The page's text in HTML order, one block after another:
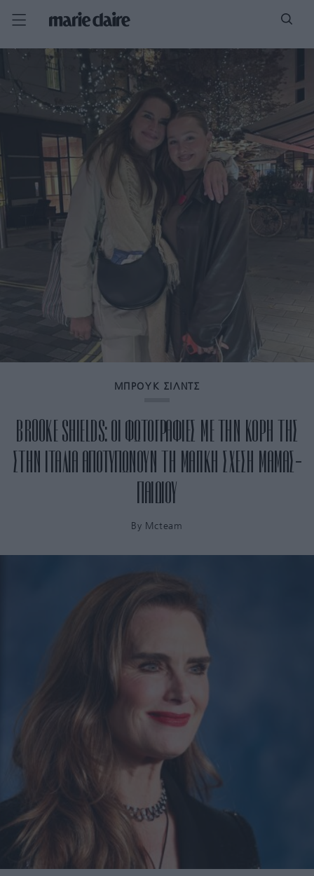
ΜΠΡΟΥΚ ΣΙΛΝΤΣ
BROOKE SHIELDS: ΟΙ ΦΩΤΟΓΡΑΦΙΕΣ ΜΕ ΤΗΝ ΚΟΡΗ ΤΗΣ
ΣΤΗΝ ΙΤΑΛΙΑ ΑΠΟΤΥΠΩΝΟΥΝ ΤΗ ΜΑΓΙΚΗ ΣΧΕΣΗ ΜΑΜΑΣ-
ΠΑΙΔΙΟΥ
By Mcteam